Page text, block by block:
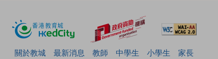
關於教城 最新消息 教師 中學生 小學生
家長